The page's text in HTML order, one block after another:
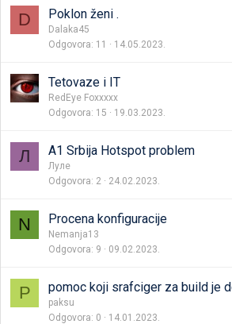
D Poklon ženi .
Dalaka45
Odgovora 11 14.05.2023.
Tetovaze i IT
RedEye Foxxxxx
Odgovora 15 19.03.2023.
Л A1 Srbija Hotspot problem
Луле
Odgovora 2 24.02.2023.
N Procena konfiguracije
Nemanja13
Odgovora 9 09.02.2023.
P pomoc koji srafciger za build je
paksu
Odgovora 0 14.01.2023.